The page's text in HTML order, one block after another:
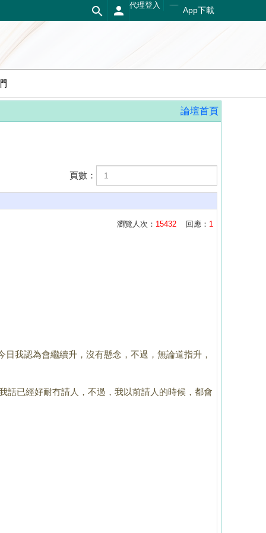
App下載
代理登入
論壇首頁
頁數：
瀏覽人次： 15432 回應： 1
我認為會繼續升，沒有懸念，不過，無論道指升，
話已經好耐冇請人，不過，我以前請人的時候，都會